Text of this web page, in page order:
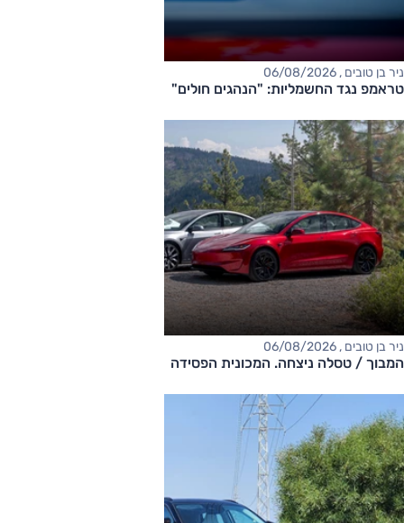
ניר בן טובים , 06/08/2026
טראמפ נגד החשמליות: "הנהגים חולים"
ניר בן טובים , 06/08/2026
המבוך / טסלה ניצחה. המכונית הפסידה